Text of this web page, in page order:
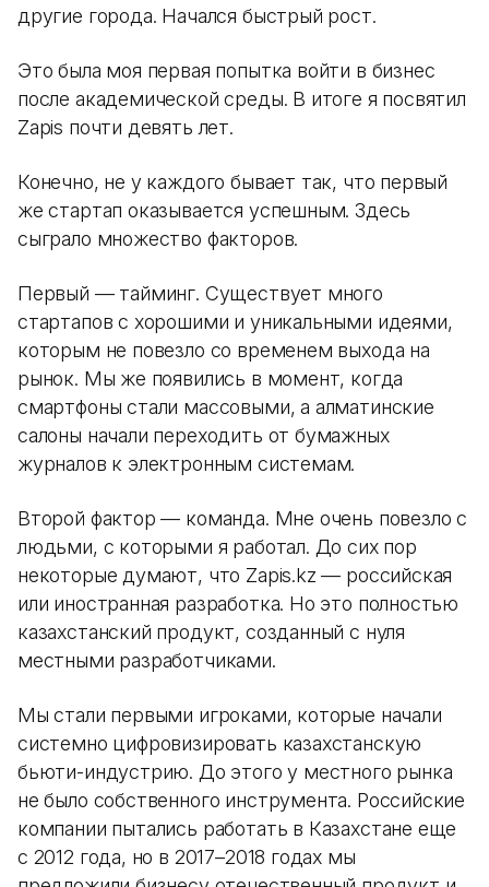
другие города. Начался быстрый рост.
Это была моя первая попытка войти в бизнес
после академической среды. В итоге я посвятил
Zapis почти девять лет.
Конечно, не у каждого бывает так, что первый
же стартап оказывается успешным. Здесь
сыграло множество факторов.
Первый — тайминг. Существует много
стартапов с хорошими и уникальными идеями,
которым не повезло со временем выхода на
рынок. Мы же появились в момент, когда
смартфоны стали массовыми, а алматинские
салоны начали переходить от бумажных
журналов к электронным системам.
Второй фактор — команда. Мне очень повезло с
людьми, с которыми я работал. До сих пор
некоторые думают, что Zapis.kz — российская
или иностранная разработка. Но это полностью
казахстанский продукт, созданный с нуля
местными разработчиками.
Мы стали первыми игроками, которые начали
системно цифровизировать казахстанскую
бьюти-индустрию. До этого у местного рынка
не было собственного инструмента. Российские
компании пытались работать в Казахстане еще
с 2012 года, но в 2017–2018 годах мы